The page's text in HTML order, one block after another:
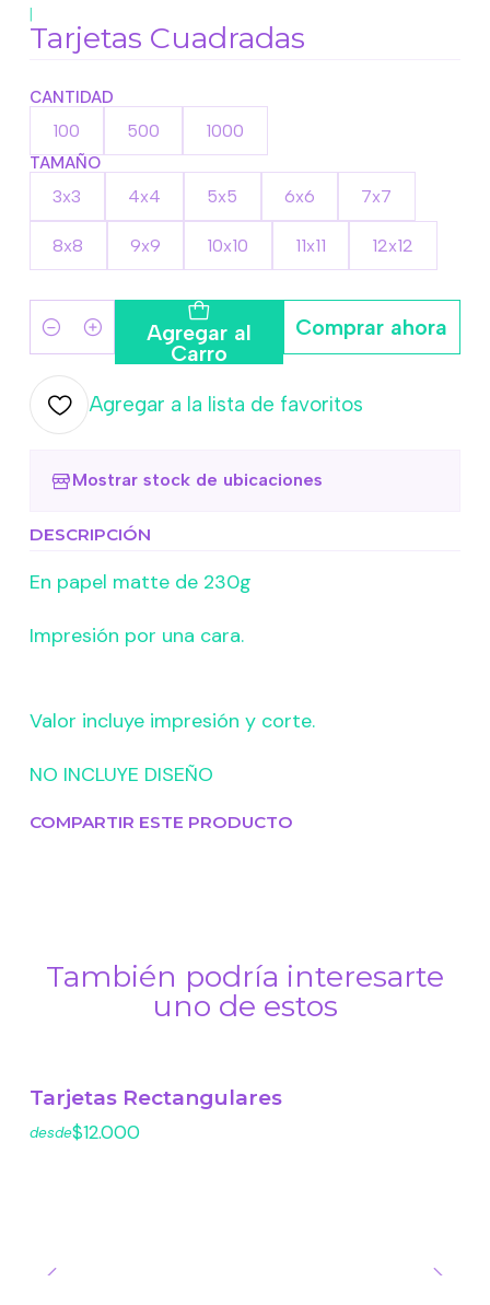
|
Tarjetas Cuadradas
CANTIDAD
100 500 1000
TAMAÑO
3x3 4x4 5x5 6x6 7x7
8x8 9x9 10x10 11x11 12x12
Cantidad Agregar al
Carro
Comprar ahora
Agregar a la lista de favoritos
Mostrar stock de ubicaciones
DESCRIPCIÓN
En papel matte de 230g
Impresión por una cara.
Valor incluye impresión y corte.
NO INCLUYE DISEÑO
COMPARTIR ESTE PRODUCTO
También podría interesarte
uno de estos
Tarjetas Rectangulares
desde$12.000